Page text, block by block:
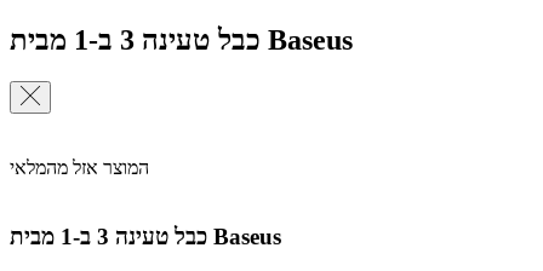
כבל טעינה 3 ב-1 מבית Baseus
המוצר אזל מהמלאי
כבל טעינה 3 ב-1 מבית Baseus